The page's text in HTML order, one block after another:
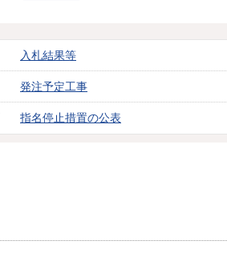
入札結果等
発注予定工事
指名停止措置の公表